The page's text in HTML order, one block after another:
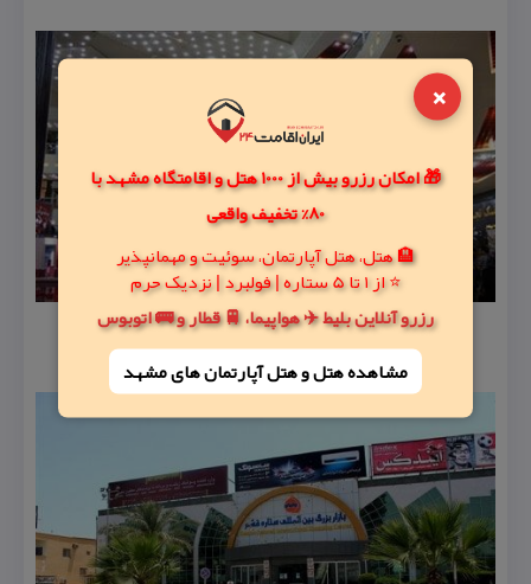
×
🎁 امکان رزرو بیش از 1000 هتل و اقامتگاه مشهد با
80% تخفیف واقعی
🏨 هتل، هتل آپارتمان، سوئیت و مهمانپذیر
⭐ از 1 تا 5 ستاره | فولبرد | نزدیک حرم
رزرو آنلاین بلیط ✈️ هواپیما، 🚆 قطار و 🚌 اتوبوس
مشاهده هتل و هتل‌ آپارتمان های مشهد